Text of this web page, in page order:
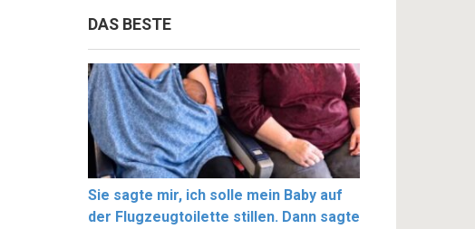
DAS BESTE
Sie sagte mir, ich solle mein Baby auf
der Flugzeugtoilette stillen. Dann sagte